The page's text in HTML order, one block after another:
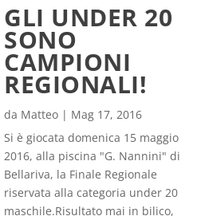
GLI UNDER 20
SONO
CAMPIONI
REGIONALI!
da Matteo | Mag 17, 2016
Si è giocata domenica 15 maggio
2016, alla piscina "G. Nannini" di
Bellariva, la Finale Regionale
riservata alla categoria under 20
maschile.Risultato mai in bilico,